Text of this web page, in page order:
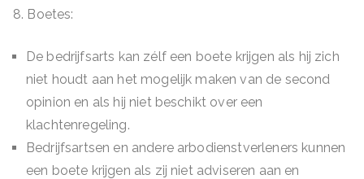
8. Boetes:
De bedrijfsarts kan zélf een boete krijgen als hij zich
niet houdt aan het mogelijk maken van de second
opinion en als hij niet beschikt over een
klachtenregeling.
Bedrijfsartsen en andere arbodienstverleners kunnen
een boete krijgen als zij niet adviseren aan en